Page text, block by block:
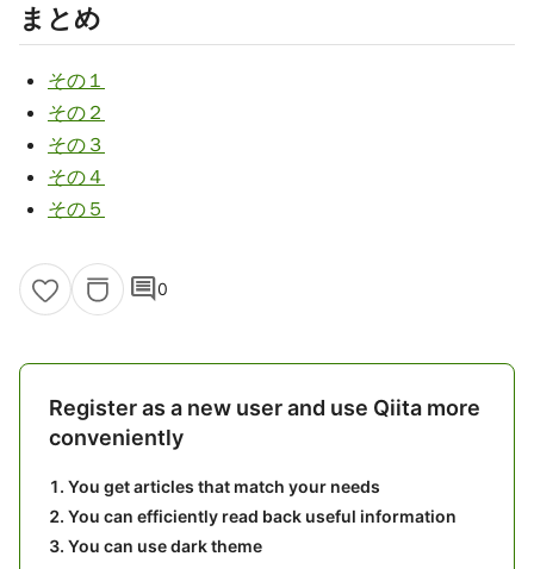
まとめ
その１
その２
その３
その４
その５
comment0
Register as a new user and use Qiita more
conveniently
You get articles that match your needs
You can efficiently read back useful information
You can use dark theme